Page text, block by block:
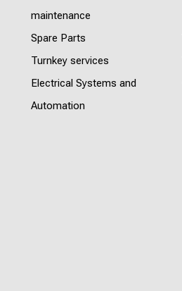
maintenance
Spare Parts
Turnkey services
Electrical Systems and
Automation